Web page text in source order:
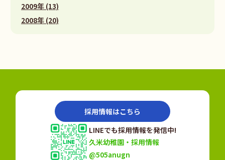
2009年 (13)
2008年 (20)
採用情報はこちら
LINEでも採用情報を発信中!
久米幼稚園・採用情報
@505anugn